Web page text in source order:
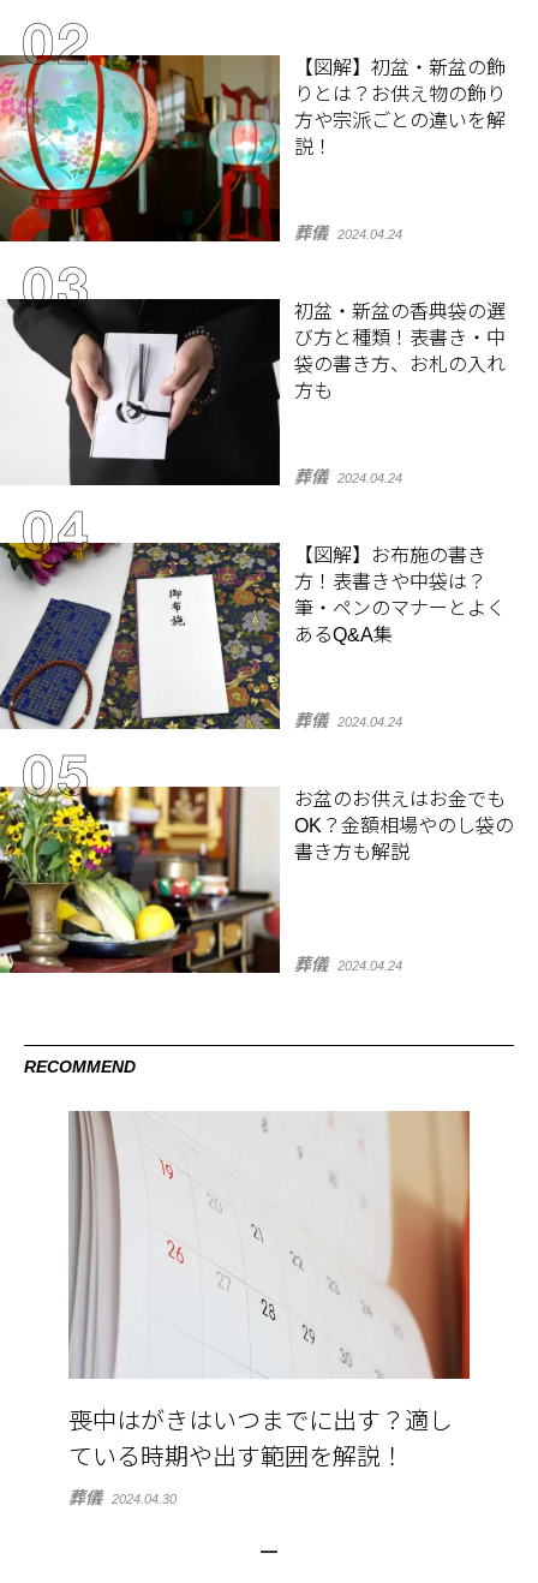
【図解】初盆・新盆の飾
りとは？お供え物の飾り
方や宗派ごとの違いを解
説！
葬儀 2024.04.24
初盆・新盆の香典袋の選
び方と種類！表書き・中
袋の書き方、お札の入れ
方も
葬儀 2024.04.24
【図解】お布施の書き
方！表書きや中袋は？
筆・ペンのマナーとよく
あるQ&A集
葬儀 2024.04.24
お盆のお供えはお金でも
OK？金額相場やのし袋の
書き方も解説
葬儀 2024.04.24
RECOMMEND
喪中はがきはいつまでに出す？適し
ている時期や出す範囲を解説！
葬儀 2024.04.30